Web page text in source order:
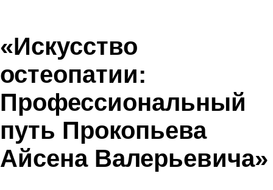
«Искусство
остеопатии:
Профессиональный
путь Прокопьева
Айсена Валерьевича»